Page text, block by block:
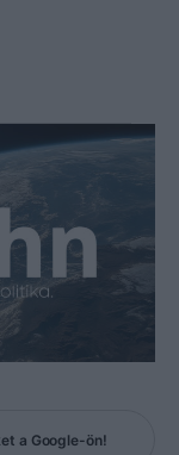
a Google-ön!